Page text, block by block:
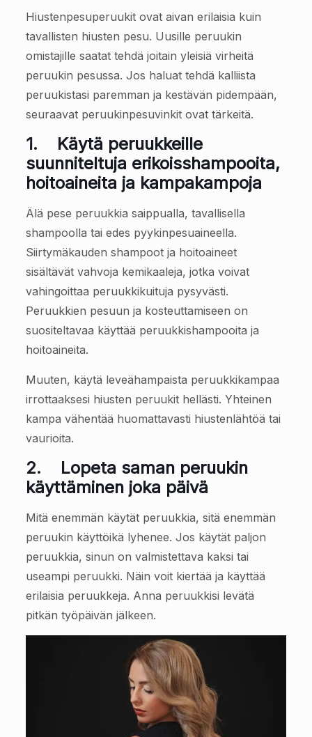
Hiustenpesuperuukit ovat aivan erilaisia kuin
tavallisten hiusten pesu. Uusille peruukin
omistajille saatat tehdä joitain yleisiä virheitä
peruukin pesussa. Jos haluat tehdä kalliista
peruukistasi paremman ja kestävän pidempään,
seuraavat peruukinpesuvinkit ovat tärkeitä.
1. Käytä peruukkeille
suunniteltuja erikoisshampooita,
hoitoaineita ja kampakampoja
Älä pese peruukkia saippualla, tavallisella
shampoolla tai edes pyykinpesuaineella.
Siirtymäkauden shampoot ja hoitoaineet
sisältävät vahvoja kemikaaleja, jotka voivat
vahingoittaa peruukkikuituja pysyvästi.
Peruukkien pesuun ja kosteuttamiseen on
suositeltavaa käyttää peruukkishampooita ja
hoitoaineita.
Muuten, käytä leveähampaista peruukkikampaa
irrottaaksesi hiusten peruukit hellästi. Yhteinen
kampa vähentää huomattavasti hiustenlähtöä tai
vaurioita.
2. Lopeta saman peruukin
käyttäminen joka päivä
Mitä enemmän käytät peruukkia, sitä enemmän
peruukin käyttöikä lyhenee. Jos käytät paljon
peruukkia, sinun on valmistettava kaksi tai
useampi peruukki. Näin voit kiertää ja käyttää
erilaisia peruukkeja. Anna peruukkisi levätä
pitkän työpäivän jälkeen.